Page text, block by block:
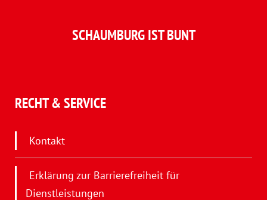
SCHAUMBURG IST BUNT
RECHT & SERVICE
Kontakt
Erklärung zur Barrierefreiheit für
Dienstleistungen